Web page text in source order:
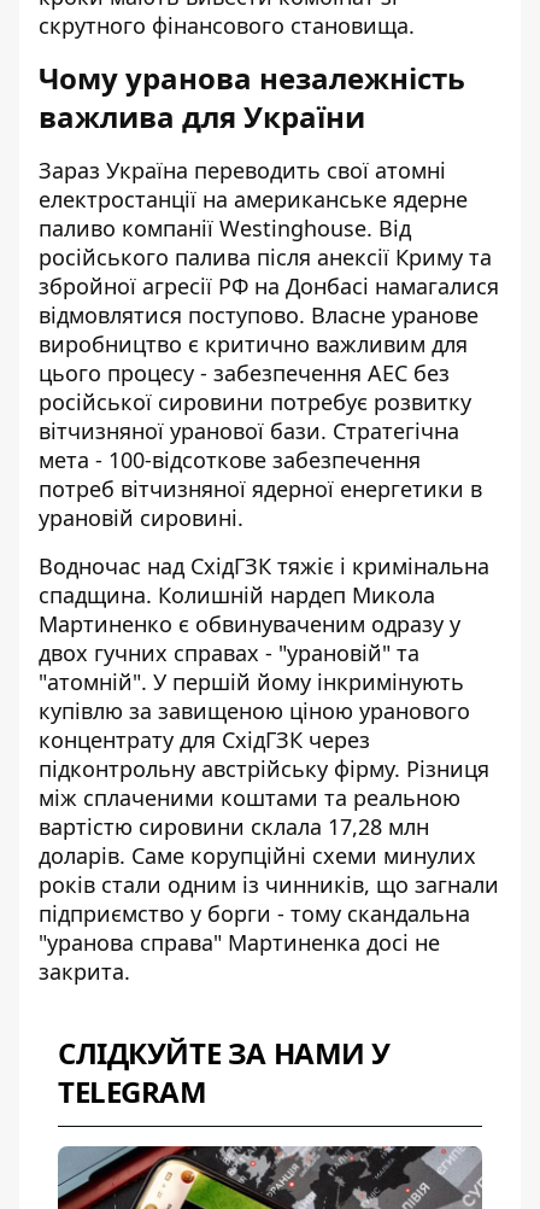
скрутного фінансового становища.
Чому уранова незалежність
важлива для України
Зараз Україна переводить свої атомні
електростанції на американське ядерне
паливо компанії Westinghouse. Від
російського палива після анексії Криму та
збройної агресії РФ на Донбасі намагалися
відмовлятися поступово. Власне уранове
виробництво є критично важливим для
цього процесу - забезпечення АЕС без
російської сировини потребує розвитку
вітчизняної уранової бази. Стратегічна
мета - 100-відсоткове забезпечення
потреб вітчизняної ядерної енергетики в
урановій сировині.
Водночас над СхідГЗК тяжіє і кримінальна
спадщина. Колишній нардеп Микола
Мартиненко є обвинуваченим одразу у
двох гучних справах - "урановій" та
"атомній". У першій йому інкримінують
купівлю за завищеною ціною уранового
концентрату для СхідГЗК через
підконтрольну австрійську фірму. Різниця
між сплаченими коштами та реальною
вартістю сировини склала 17,28 млн
доларів. Саме корупційні схеми минулих
років стали одним із чинників, що загнали
підприємство у борги - тому скандальна
"уранова справа" Мартиненка досі не
закрита.
СЛІДКУЙТЕ ЗА НАМИ У
TELEGRAM